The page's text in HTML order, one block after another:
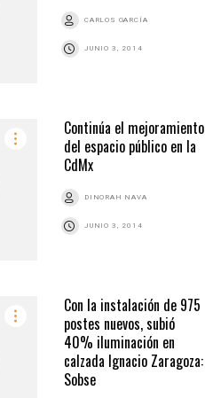
CARLOS GARCÍA
JUNIO 3, 2014
Continúa el mejoramiento
del espacio público en la
CdMx
DINORAH NAVA
JUNIO 3, 2014
Con la instalación de 975
postes nuevos, subió
40% iluminación en
calzada Ignacio Zaragoza:
Sobse